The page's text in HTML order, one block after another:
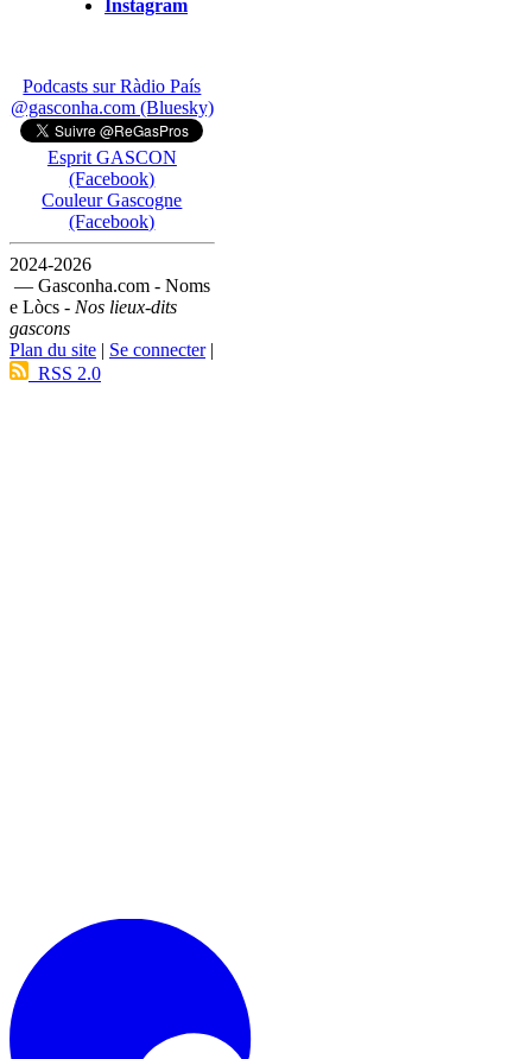
Instagram
Podcasts sur Ràdio País
@gasconha.com (Bluesky)
Esprit GASCON
(Facebook)
Couleur Gascogne
(Facebook)
2024-2026
— Gasconha.com - Noms
e Lòcs - Nos lieux-dits
gascons
Plan du site | Se connecter|
RSS 2.0